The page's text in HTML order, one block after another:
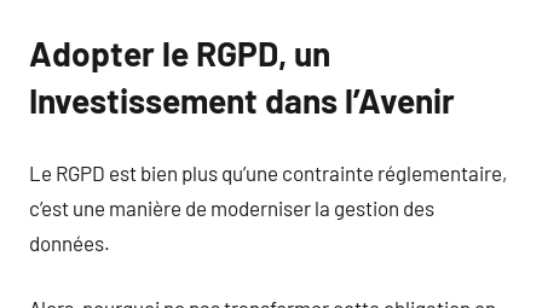
Adopter le RGPD, un
Investissement dans l’Avenir
Le RGPD est bien plus qu’une contrainte réglementaire,
c’est une manière de moderniser la gestion des
données.